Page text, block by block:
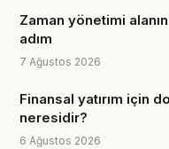
Zaman yönetimi
adım
7 Ağustos 2026
Finansal yatırım için
neresidir?
6 Ağustos 2026